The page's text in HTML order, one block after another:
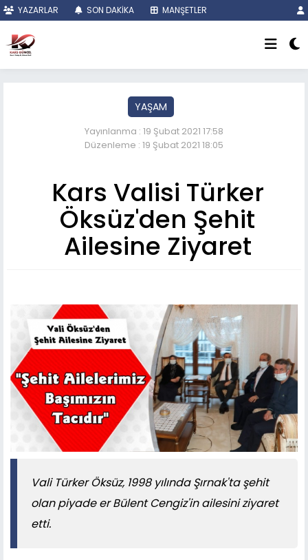
YAZARLAR SON DAKİKA MANŞETLER
YAŞAM
Yayınlanma : 19 Şubat 2021 17:58
Düzenleme : 19 Şubat 2021 18:05
Kars Valisi Türker
Öksüz'den Şehit
Ailesine Ziyaret
Vali Türker Öksüz, 1998 yılında Şırnak'ta şehit
olan piyade er Bülent Cengiz'in ailesini ziyaret
etti.